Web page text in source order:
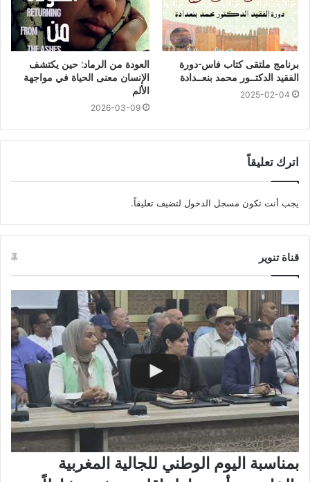
برنامج ملتقى كتاب فاس-دورة
الفقيد الدكتــور محمد بنعــدادة
2025-02-04
العودة من الرماد: حين يكتشف
الإنسان معنى الحياة في مواجهة
الألم
2026-03-09
اترك تعليقاً
يجب أنت تكون مسجل الدخول لتضيف تعليقاً.
قناة تنوير
بمناسبة اليوم الوطني للجالية المغربية